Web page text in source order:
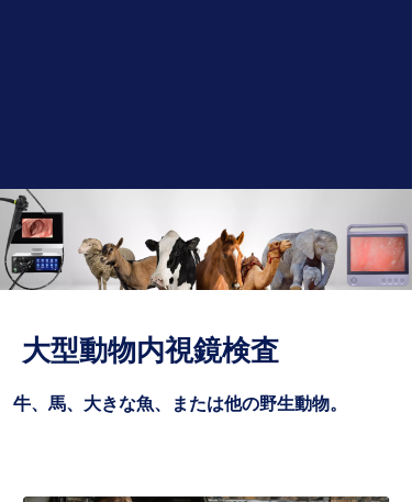
大型動物内視鏡検査
牛、馬、大きな魚、または他の野生動物。